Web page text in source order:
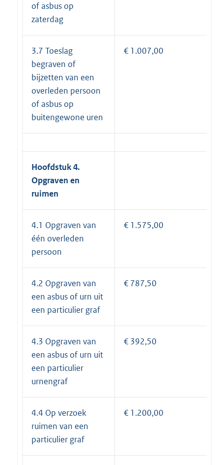
of asbus op
zaterdag
3.7 Toeslag
begraven of
bijzetten van een
overleden persoon
of asbus op
buitengewone uren
€ 1.007,00
Hoofdstuk 4.
Opgraven en
ruimen
4.1 Opgraven van
één overleden
persoon
€ 1.575,00
4.2 Opgraven van
een asbus of urn uit
een particulier graf
€ 787,50
4.3 Opgraven van
een asbus of urn uit
een particulier
urnengraf
€ 392,50
4.4 Op verzoek
ruimen van een
particulier graf
€ 1.200,00